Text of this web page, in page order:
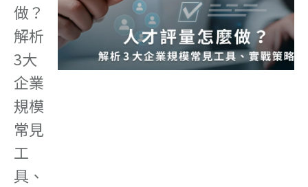
做？
解析
3大
企業
規模
常見
工
具、